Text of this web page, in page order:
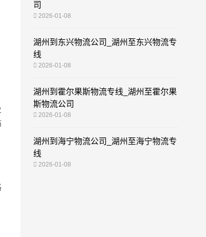
司
2026-01-08
湖州到东兴物流公司_湖州至东兴物流专
线
2026-01-08
湖州到霍尔果斯物流专线_湖州至霍尔果
斯物流公司
2026-01-08
湖州到海宁物流公司_湖州至海宁物流专
线
2026-01-08